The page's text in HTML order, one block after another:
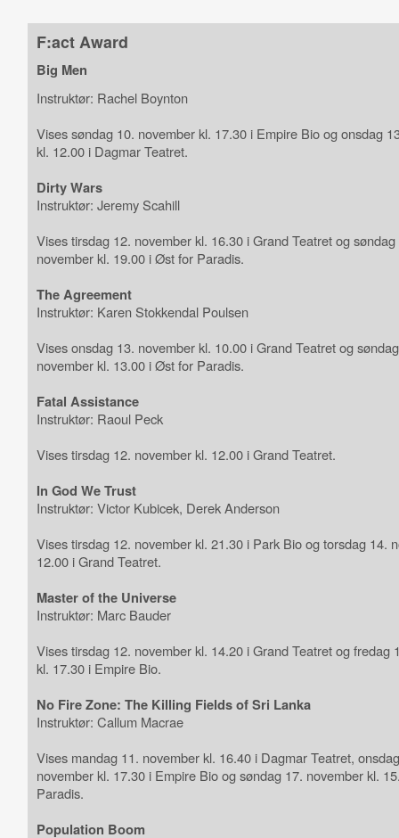
F:act Award
Big Men
Instruktør: Rachel Boynton
Vises søndag 10. november kl. 17.30 i Empire Bio og onsdag
kl. 12.00 i Dagmar Teatret.
Dirty Wars
Instruktør: Jeremy Scahill
Vises tirsdag 12. november kl. 16.30 i Grand Teatret og søndag
november kl. 19.00 i Øst for Paradis.
The Agreement
Instruktør: Karen Stokkendal Poulsen
Vises onsdag 13. november kl. 10.00 i Grand Teatret og
november kl. 13.00 i Øst for Paradis.
Fatal Assistance
Instruktør: Raoul Peck
Vises tirsdag 12. november kl. 12.00 i Grand Teatret.
In God We Trust
Instruktør: Victor Kubicek, Derek Anderson
Vises tirsdag 12. november kl. 21.30 i Park Bio og torsdag 14.
12.00 i Grand Teatret.
Master of the Universe
Instruktør: Marc Bauder
Vises tirsdag 12. november kl. 14.20 i Grand Teatret og fredag
kl. 17.30 i Empire Bio.
No Fire Zone: The Killing Fields of Sri Lanka
Instruktør: Callum Macrae
Vises mandag 11. november kl. 16.40 i Dagmar Teatret,
november kl. 17.30 i Empire Bio og søndag 17. november kl.
Paradis.
Population Boom